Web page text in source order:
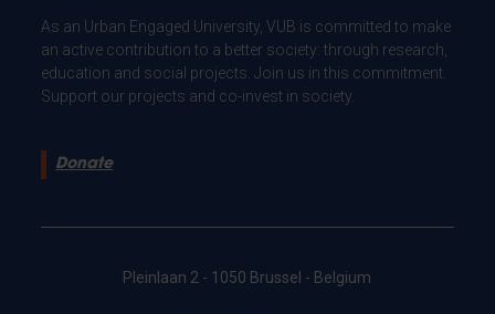
As an Urban Engaged University, VUB is committed to make
an active contribution to a better society: through research,
education and social projects. Join us in this commitment.
Support our projects and co-invest in society.
Donate
Pleinlaan 2 - 1050 Brussel - Belgium